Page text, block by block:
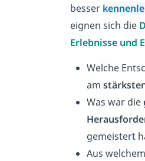
besser
eignen sich die D
Erlebnisse und
Welche
am
Was war die
gemeistert
Aus